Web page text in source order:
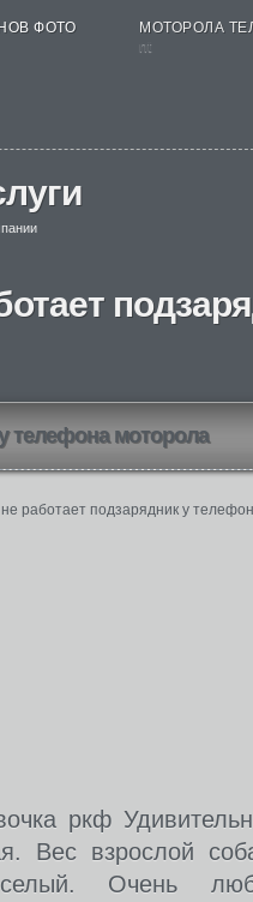
ФОТО
МОТОРОЛА
nt
телефона моторола
ркф
Вес взрослой
Очень